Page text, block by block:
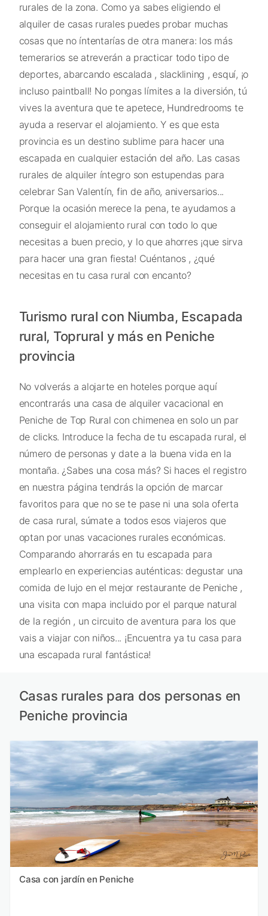
rurales de la zona. Como ya sabes eligiendo el
alquiler de casas rurales puedes probar muchas
cosas que no íntentarías de otra manera: los más
temerarios se atreverán a practicar todo tipo de
deportes, abarcando escalada , slacklining , esquí, ¡o
incluso paintball! No pongas límites a la diversión, tú
vives la aventura que te apetece, Hundredrooms te
ayuda a reservar el alojamiento. Y es que esta
provincia es un destino sublime para hacer una
escapada en cualquier estación del año. Las casas
rurales de alquiler íntegro son estupendas para
celebrar San Valentín, fin de año, aniversarios...
Porque la ocasión merece la pena, te ayudamos a
conseguir el alojamiento rural con todo lo que
necesitas a buen precio, y lo que ahorres ¡que sirva
para hacer una gran fiesta! Cuéntanos , ¿qué
necesitas en tu casa rural con encanto?
Turismo rural con Niumba, Escapada
rural, Toprural y más en Peniche
provincia
No volverás a alojarte en hoteles porque aquí
encontrarás una casa de alquiler vacacional en
Peniche de Top Rural con chimenea en solo un par
de clicks. Introduce la fecha de tu escapada rural, el
número de personas y date a la buena vida en la
montaña. ¿Sabes una cosa más? Si haces el registro
en nuestra página tendrás la opción de marcar
favoritos para que no se te pase ni una sola oferta
de casa rural, súmate a todos esos viajeros que
optan por unas vacaciones rurales económicas.
Comparando ahorrarás en tu escapada para
emplearlo en experiencias auténticas: degustar una
comida de lujo en el mejor restaurante de Peniche ,
una visita con mapa incluido por el parque natural
de la región , un circuito de aventura para los que
vais a viajar con niños... ¡Encuentra ya tu casa para
una escapada rural fantástica!
Casas rurales para dos personas en
Peniche provincia
Casa con jardín en Peniche